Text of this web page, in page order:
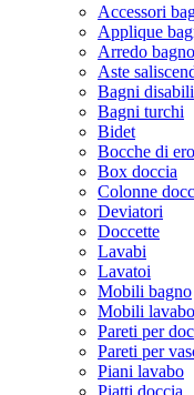
Accessori
Applique
Arredo
Aste
Bagni disabili
Bagni turchi
Bidet
Bocche di
Box doccia
Colonne
Deviatori
Doccette
Lavabi
Lavatoi
Mobili bagno
Mobili lavabo
Pareti per
Pareti per
Piani lavabo
Piatti doccia